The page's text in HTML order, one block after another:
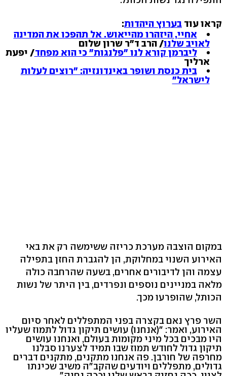
קראו עוד בערוץ היהדות:
אחיי, היזהרו מהייאוש. אל תהפכו את המדינה
לאויב שלנו/ הרב ד"ר שרון שלום
ליברמן קורא לנו "פלנגות" כי הוא מפחד/ יפעת
ארליך
בית כנסת ושופר באינדונזיה: "רוצים לעלות
לישראל"
במקום הוצבה מערכת כריזה ששימשה רק את באי
האירוע השנוי במחלוקת, הן להגברת החזן בתפילה
עצמה והן לדיבורים אחרים, בשעה שהרחבה כולה
מלאה במניינים נוספים ונפרדים, בין היתר של נשות
הכותל, שהופרעו מכך.
השר פרץ נאם בקצרה בפני המתפללים לאחר סיום
האירוע, ואמר: "(אנחנו) עושים תיקון גדול לתמוז שעליו
היו מבכים בכל מיני מקומות בעולם, ואנחנו עושים
תיקון גדול לחודש תמוז שבו תמיד לצערנו סבלנו
מחרפה של חורבן. פה אנחנו מתקנים, מתקנים דברים
גדולים, מתפללים ויודעים שהקב"ה משיב שכינתו